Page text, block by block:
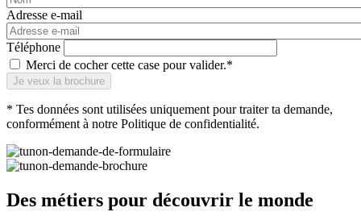
Adresse e-mail
Téléphone
Merci de cocher cette case pour valider.*
* Tes données sont utilisées uniquement pour traiter ta demande,
conformément à notre Politique de confidentialité.
Des métiers pour découvrir le monde